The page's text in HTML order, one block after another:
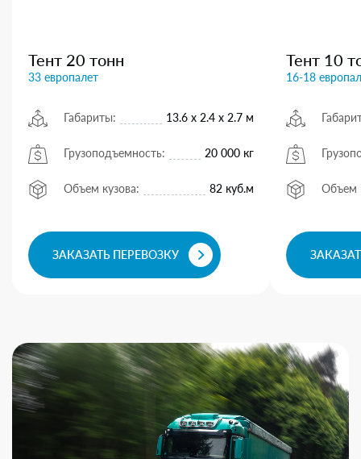
Тент 20 тонн
33 европалет
Габариты: 13.6 х 2.4 х 2.7 м
Грузоподъемность: 20 000 кг
Объем кузова: 82 куб.м
ЗАКАЗАТЬ ПЕРЕВОЗКУ
Тент 10
16-18
Объем